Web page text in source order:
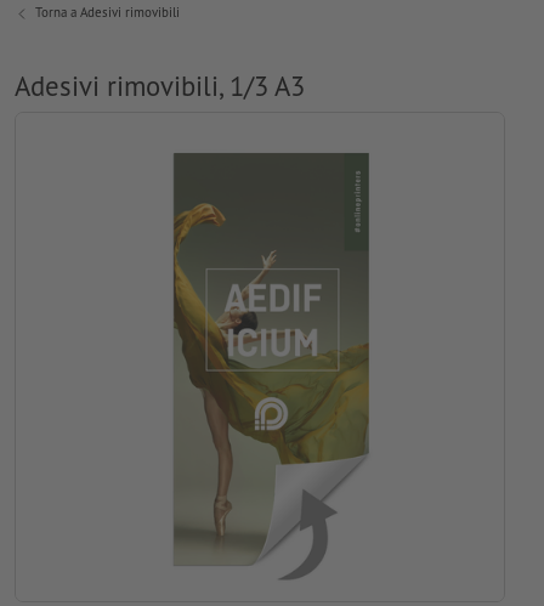
Torna a Adesivi rimovibili
Adesivi rimovibili, 1/3 A3